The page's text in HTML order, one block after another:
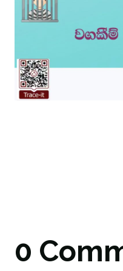
0